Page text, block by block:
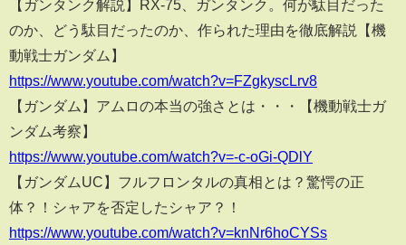
【ガンタンク解説】RX-75、ガンタンク。何が駄目だった
のか、どう駄目だったのか、作られた理由を徹底解説【機
動戦士ガンダム】
https://www.youtube.com/watch?v=FZgkyscLrv8
【ガンダム】アムロの本当の強さとは・・・【機動戦士ガ
ンダム考察】
https://www.youtube.com/watch?v=-c-oGi-QDlY
【ガンダムUC】フルフロンタルの真相とは？驚愕の正
体？！シャアを否定したシャア？！
https://www.youtube.com/watch?v=knNr6hoCYSs